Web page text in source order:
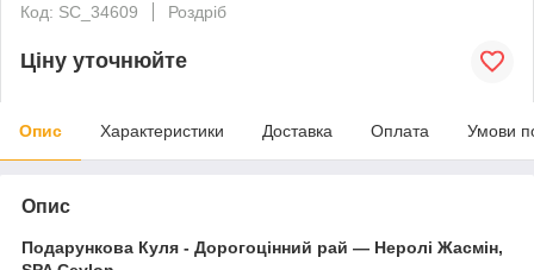
Код: SC_34609
Роздріб
Ціну уточнюйте
Опис Характеристики Доставка Оплата Умови
Опис
Подарункова Куля - Дорогоцінний рай — Неролі Жасмін,